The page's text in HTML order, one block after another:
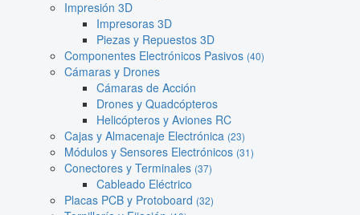
Impresión 3D
Impresoras 3D
Piezas y Repuestos 3D
Componentes Electrónicos Pasivos (40)
Cámaras y Drones
Cámaras de Acción
Drones y Quadcópteros
Helicópteros y Aviones RC
Cajas y Almacenaje Electrónica (23)
Módulos y Sensores Electrónicos (31)
Conectores y Terminales (37)
Cableado Eléctrico
Placas PCB y Protoboard (32)